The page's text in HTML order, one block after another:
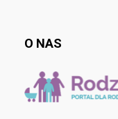
O NAS